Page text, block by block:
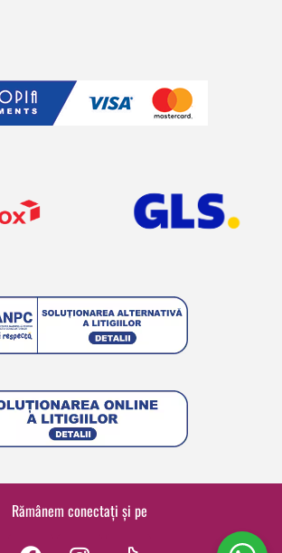
Rămânem conectați și pe